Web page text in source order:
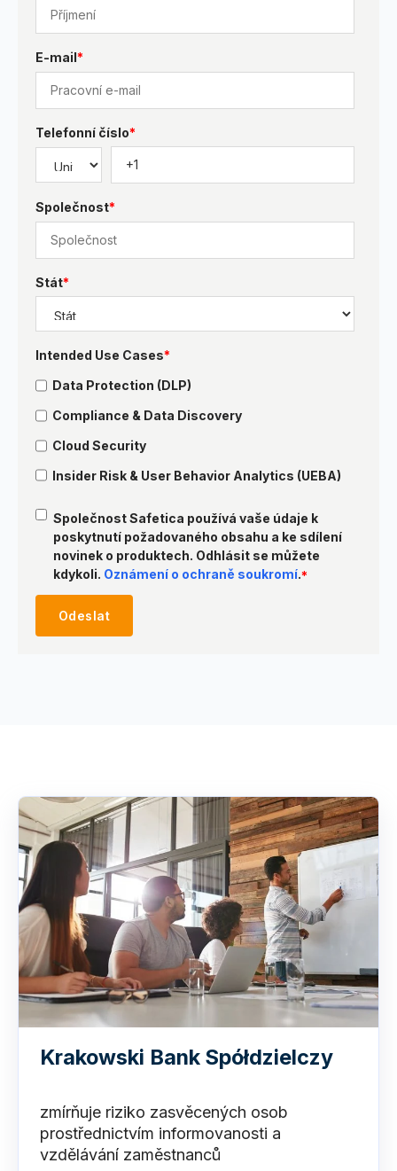
E-mail*
Telefonní číslo*
Společnost*
Stát*
Intended Use Cases*
Data Protection (DLP)
Compliance & Data Discovery
Cloud Security
Insider Risk & User Behavior Analytics (UEBA)
Společnost Safetica používá vaše údaje k
poskytnutí požadovaného obsahu a ke sdílení
novinek o produktech. Odhlásit se můžete
kdykoli. Oznámení o ochraně soukromí.*
Krakowski Bank Spółdzielczy
zmírňuje riziko zasvěcených osob
prostřednictvím informovanosti a
vzdělávání zaměstnanců